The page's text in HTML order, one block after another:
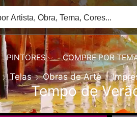
PINTORES COMPRE POR
Telas Obras de Arte
Tempo de